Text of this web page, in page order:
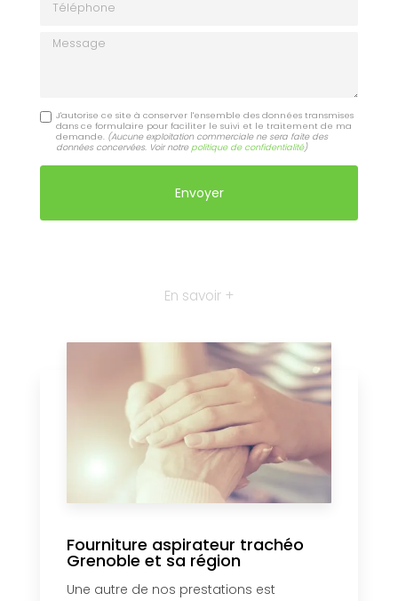
Message
J'autorise ce site à conserver l'ensemble des données transmises
dans ce formulaire pour faciliter le suivi et le traitement de ma
demande. (Aucune exploitation commerciale ne sera faite des
données concervées. Voir notre politique de confidentialité)
En savoir +
Fourniture aspirateur trachéo
Grenoble et sa région
Une autre de nos prestations est